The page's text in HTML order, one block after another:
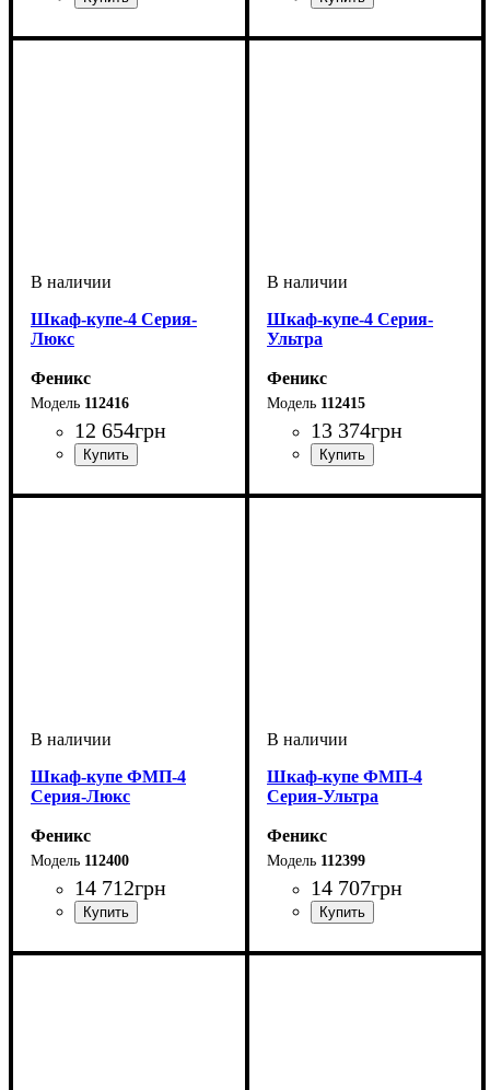
Шкаф-купе-4 Серия-
Люкс
Феникс
112416
12 654грн
Шкаф-купе-4 Серия-
Ультра
Феникс
112415
13 374грн
Шкаф-купе ФМП-4
Серия-Люкс
Феникс
112400
14 712грн
Шкаф-купе ФМП-4
Серия-Ультра
Феникс
112399
14 707грн